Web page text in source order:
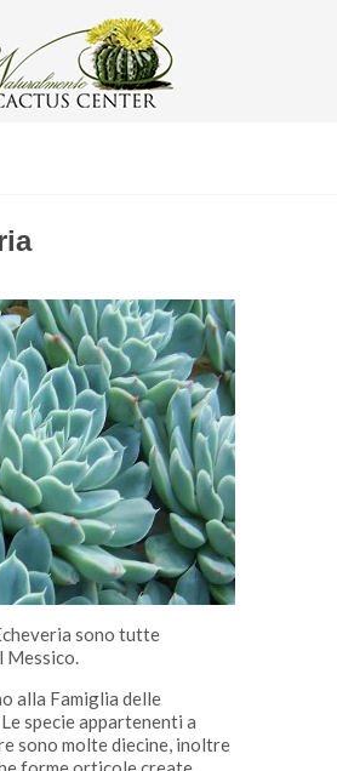
sono tutte
Messico.
alla Famiglia delle
specie appartenenti a
sono molte diecine, inoltre